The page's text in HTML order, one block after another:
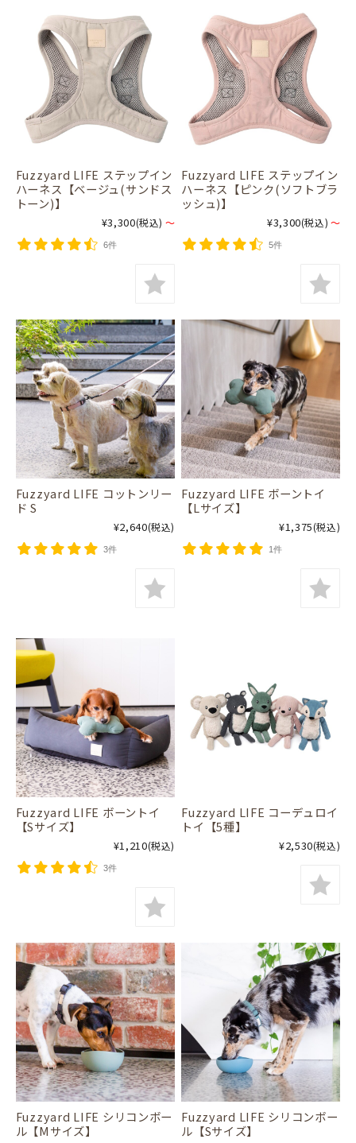
Fuzzyard LIFE ステップイン
ハーネス【ベージュ(サンドス
トーン)】
¥3,300(税込) ～
6件
Fuzzyard LIFE ステップイン
ハーネス【ピンク(ソフトブラ
ッシュ)】
¥3,300(税込) ～
5件
Fuzzyard LIFE コットンリー
ド S
¥2,640(税込)
3件
Fuzzyard LIFE ボーントイ
【Lサイズ】
¥1,375(税込)
1件
Fuzzyard LIFE ボーントイ
【Sサイズ】
¥1,210(税込)
3件
Fuzzyard LIFE コーデュロイ
トイ【5種】
¥2,530(税込)
Fuzzyard LIFE シリコンボー
ル【Mサイズ】
Fuzzyard LIFE シリコンボー
ル【Sサイズ】